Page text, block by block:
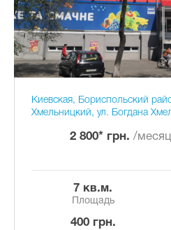
Киевская, Бориспольский
Хмельницкий, ул. Богдана
2 800* грн. /месяц
7 кв.м.
Площадь
400 грн.